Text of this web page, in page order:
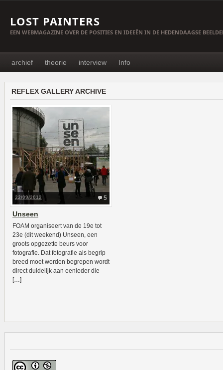
LOST PAINTERS
EEN WEBMAGAZINE OVER DE POSITIES EN IDEEËN IN DE HEDENDAAGSE
archief theorie interview Info
REFLEX GALLERY ARCHIVE
5
22/09/2012
Unseen
FOAM organiseert van de 19e tot
23e (dit weekend) Unseen, een
groots opgezette beurs voor
fotografie. Dat fotografie als begrip
breed moet worden begrepen wordt
direct duidelijk aan eenieder die
[…]